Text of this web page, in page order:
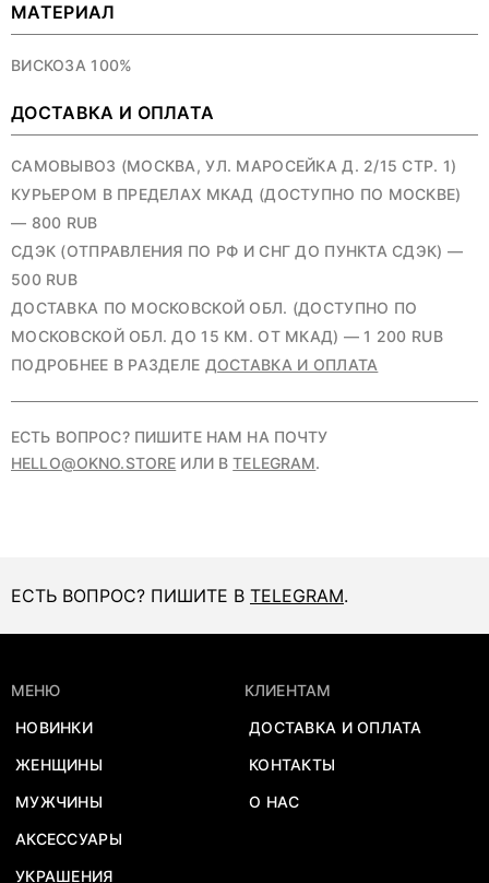
МАТЕРИАЛ
ВИСКОЗА 100%
ДОСТАВКА И ОПЛАТА
САМОВЫВОЗ (МОСКВА, УЛ. МАРОСЕЙКА Д. 2/15 СТР. 1)
КУРЬЕРОМ В ПРЕДЕЛАХ МКАД (ДОСТУПНО ПО МОСКВЕ)
— 800 RUB
СДЭК (ОТПРАВЛЕНИЯ ПО РФ И СНГ ДО ПУНКТА СДЭК) —
500 RUB
ДОСТАВКА ПО МОСКОВСКОЙ ОБЛ. (ДОСТУПНО ПО
МОСКОВСКОЙ ОБЛ. ДО 15 КМ. ОТ МКАД) — 1 200 RUB
ПОДРОБНЕЕ В РАЗДЕЛЕ ДОСТАВКА И ОПЛАТА
ЕСТЬ ВОПРОС? ПИШИТЕ НАМ НА ПОЧТУ
HELLO@OKNO.STORE ИЛИ ВTELEGRAM.
ЕСТЬ ВОПРОС? ПИШИТЕ В TELEGRAM.
МЕНЮ
НОВИНКИ
ЖЕНЩИНЫ
МУЖЧИНЫ
АКСЕССУАРЫ
УКРАШЕНИЯ
КЛИЕНТАМ
ДОСТАВКА И ОПЛАТА
КОНТАКТЫ
О НАС